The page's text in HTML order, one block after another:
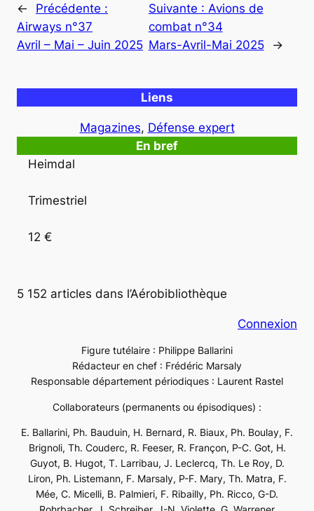
←
Précédente :
Airways n°37
Avril – Mai – Juin 2025
Suivante : Avions de
combat n°34
Mars-Avril-Mai 2025
→
Liens
Magazines, Défense expert
En bref
Heimdal
Trimestriel
12 €
5 152 articles dans l’Aérobibliothèque
Connexion
Figure tutélaire : Philippe Ballarini
Rédacteur en chef : Frédéric Marsaly
Responsable département périodiques : Laurent Rastel
Collaborateurs (permanents ou épisodiques) :
E. Ballarini, Ph. Bauduin, H. Bernard, R. Biaux, Ph. Boulay, F.
Brignoli, Th. Couderc, R. Feeser, R. Françon, P-C. Got, H.
Guyot, B. Hugot, T. Larribau, J. Leclercq, Th. Le Roy, D.
Liron, Ph. Listemann, F. Marsaly, P-F. Mary, Th. Matra, F.
Mée, C. Micelli, B. Palmieri, F. Ribailly, Ph. Ricco, G-D.